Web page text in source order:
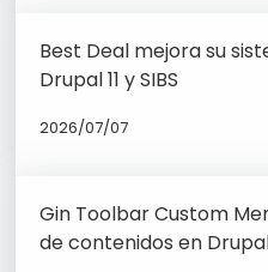
Best Deal mejora su
Drupal 11 y SIBS
2026/07/07
See
Gin Toolbar Custom
de contenidos en